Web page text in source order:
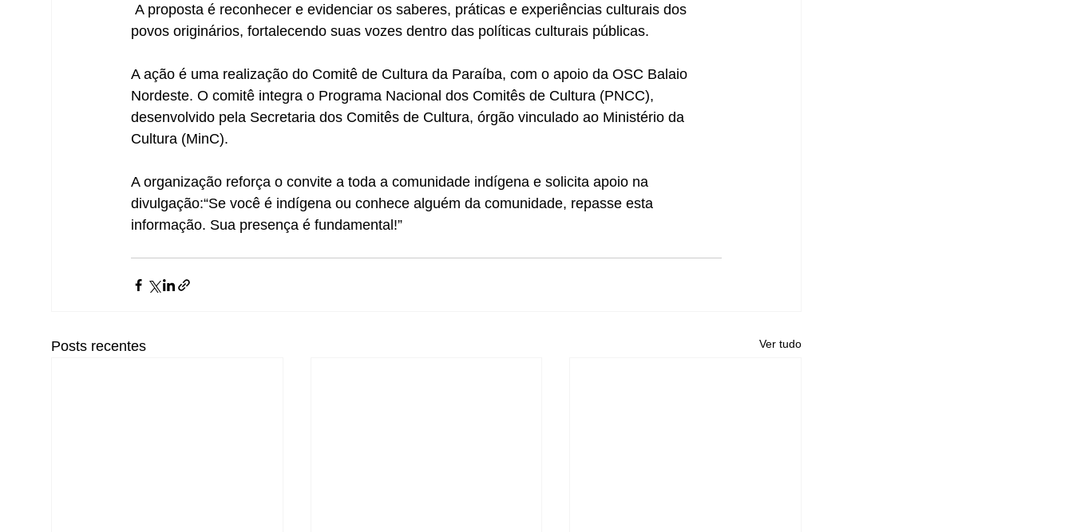
povos originários, fortalecendo suas vozes dentro das políticas culturais públicas.
A ação é uma realização do Comitê de Cultura da Paraíba, com o apoio da OSC Balaio
Nordeste. O comitê integra o Programa Nacional dos Comitês de Cultura (PNCC),
desenvolvido pela Secretaria dos Comitês de Cultura, órgão vinculado ao Ministério da
Cultura (MinC).
A organização reforça o convite a toda a comunidade indígena e solicita apoio na
divulgação:“Se você é indígena ou conhece alguém da comunidade, repasse esta
informação. Sua presença é fundamental!”
Posts recentes Ver tudo